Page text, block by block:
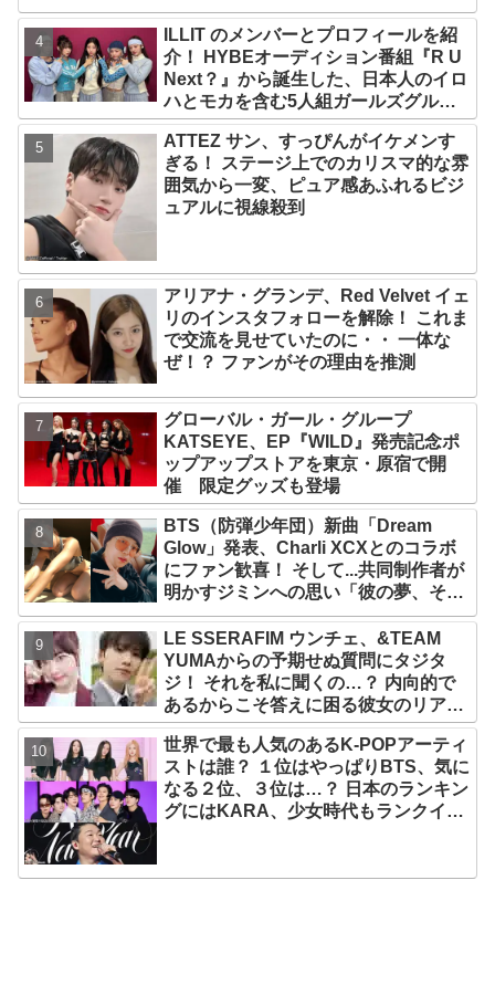
ILLIT のメンバーとプロフィールを紹
介！ HYBEオーディション番組『R U
Next？』から誕生した、日本人のイロ
ハとモカを含む5人組ガールズグルー
プ！ デビュー曲「Magnetic」がいき
なりの大ヒット
ATTEZ サン、すっぴんがイケメンす
ぎる！ ステージ上でのカリスマ的な雰
囲気から一変、ピュア感あふれるビジ
ュアルに視線殺到
アリアナ・グランデ、Red Velvet イェ
リのインスタフォローを解除！ これま
で交流を見せていたのに・・ 一体な
ぜ！？ ファンがその理由を推測
グローバル・ガール・グループ
KATSEYE、EP『WILD』発売記念ポ
ップアップストアを東京・原宿で開
催 限定グッズも登場
BTS（防弾少年団）新曲「Dream
Glow」発表、Charli XCXとのコラボ
にファン歓喜！ そして...共同制作者が
明かすジミンへの思い「彼の夢、そし
て彼の絶望から生まれた歌」
LE SSERAFIM ウンチェ、&TEAM
YUMAからの予期せぬ質問にタジタ
ジ！ それを私に聞くの…？ 内向的で
あるからこそ答えに困る彼女のリアク
ションがかわいすぎる
世界で最も人気のあるK-POPアーティ
ストは誰？ １位はやっぱりBTS、気に
なる２位、３位は…？ 日本のランキン
グにはKARA、少女時代もランクイ